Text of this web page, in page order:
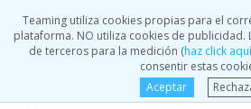
Teaming utiliza cookies propias para el
plataforma. NO utiliza cookies de publicidad.
de terceros para la medición (haz click
consentir estas
Aceptar